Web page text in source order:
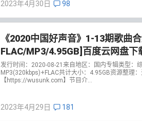
2023年4月30日 98
《2020中国好声音》1-13期歌曲
FLAC/MP3/4.95GB]百度云网盘下
发行时间：2020-08-21来自地区：国内专辑类型：
MP3(320kbps)+FLAC共计大小：4.95GB资源整理
【https://wusunk.com】节目介...
2023年4月29日 181